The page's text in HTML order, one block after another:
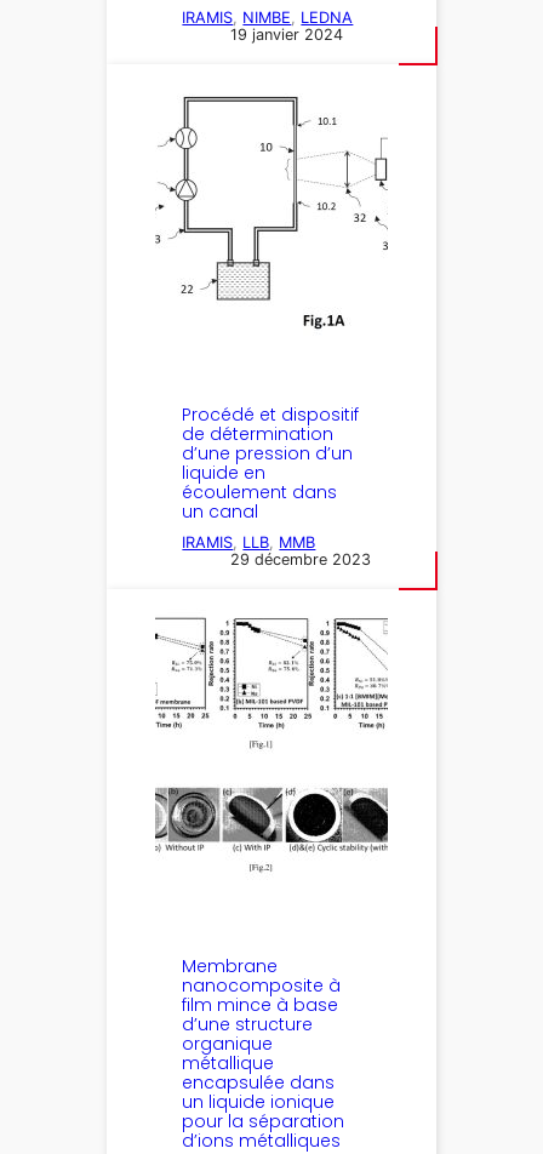
IRAMIS NIMBE
LEDNA
19 janvier 2024
Procédé et dispositif
de détermination
d’une pression d’un
liquide en
écoulement dans
un canal
IRAMIS, LLB, MMB
29 décembre 2023
Membrane
nanocomposite à
film mince à base
d’une structure
organique
métallique
encapsulée dans
un liquide ionique
pour la séparation
d’ions métalliques